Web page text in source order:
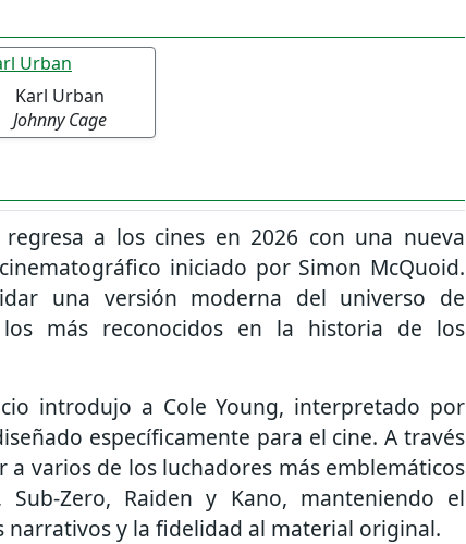
Karl Urban
Johnny Cage
regresa a los cines en 2026 con una nueva
iniciado por Simon McQuoid.
una versión moderna del universo de
más reconocidos en la historia de los
introdujo a Cole Young, interpretado por
específicamente para el cine. A través
varios de los luchadores más emblemáticos
Zero, Raiden y Kano, manteniendo el
y la fidelidad al material original.